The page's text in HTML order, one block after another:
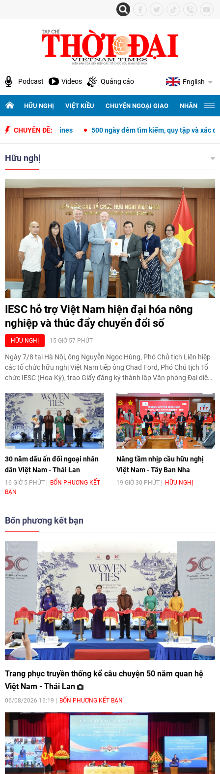
Podcast Videos Quảng cáo English
HỮU NGHỊ VIỆT KIỀU CHUYỆN NGOẠI GIAO NHÂN
CHUYÊN ĐỀ:
500 ngày đêm tìm kiếm, quy tập và xác định danh tính hài cốt
Hữu nghị
IESC hỗ trợ Việt Nam hiện đại hóa nông
nghiệp và thúc đẩy chuyển đổi số
15 GIỜ 57 PHÚT
HỮU NGHỊ
Ngày 7/8 tại Hà Nội, ông Nguyễn Ngọc Hùng, Phó Chủ tịch Liên hiệp
các tổ chức hữu nghị Việt Nam tiếp ông Chad Ford, Phó Chủ tịch Tổ
chức IESC (Hoa Kỳ), trao Giấy đăng ký thành lập Văn phòng Đại diện
rộng Thương mại Nông nghiệp và An toàn thực phẩm Hoa Kỳ - Việt
Nam", hướng tới thúc đẩy chuyển đổi số, hiện đại hóa nông nghiệp và
mở rộng hợp tác phát triển giữa hai nước.
30 năm dấu ấn đối ngoại nhân
dân Việt Nam - Thái Lan
16 GIỜ 5 PHÚT
BỐN PHƯƠNG KẾT
BẠN
Nâng tầm nhịp cầu hữu nghị
Việt Nam - Tây Ban Nha
19 GIỜ 30 PHÚT HỮU NGHỊ
Bốn phương kết bạn
Trang phục truyền thống kể câu chuyện 50 năm quan hệ
Việt Nam - Thái Lan
06/08/2026 16:19 BỐN PHƯƠNG KẾT BẠN